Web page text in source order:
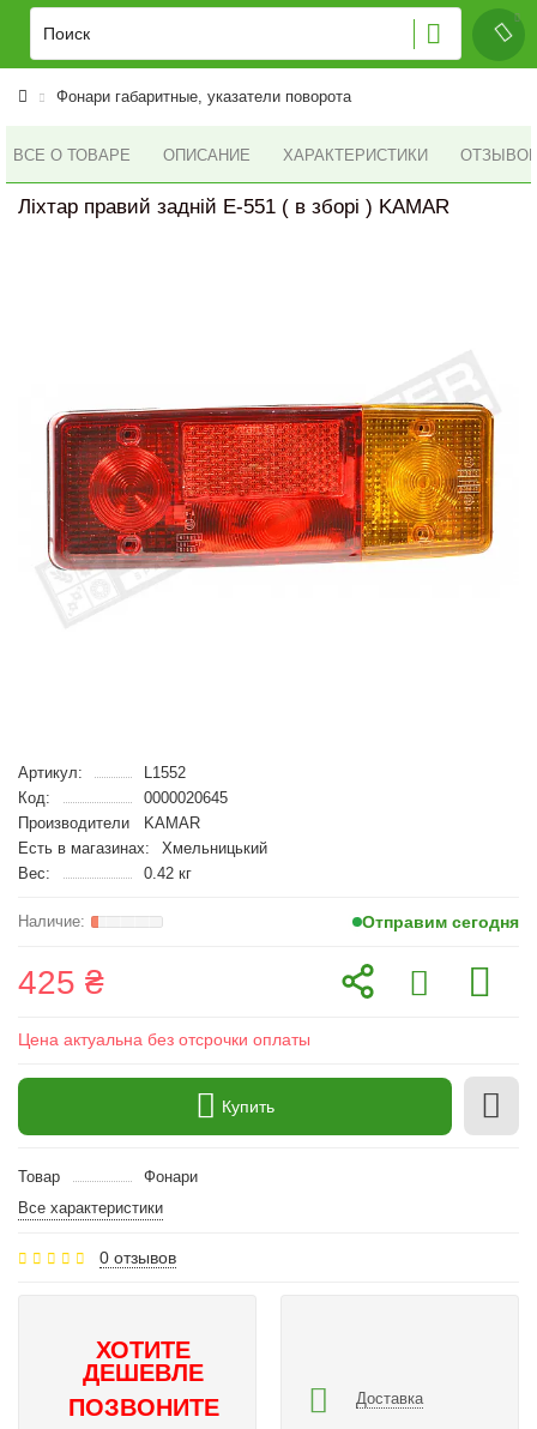
Фонари габаритные, указатели поворота
ВСЕ О ТОВАРЕ ОПИСАНИЕ ХАРАКТЕРИСТИКИ ОТЗЫВОВ
Ліхтар правий задній Е-551 ( в зборі ) KAMAR
Артикул:
L1552
Код:
0000020645
Производители
KAMAR
Есть в магазинах:
Хмельницький
Вес:
0.42 кг
Отправим сегодня
425 ₴
Цена актуальна без отсрочки оплаты
Купить
Товар
Фонари
Все характеристики
0 отзывов
ХОТИТЕ
ДЕШЕВЛЕ
ПОЗВОНИТЕ
Доставка